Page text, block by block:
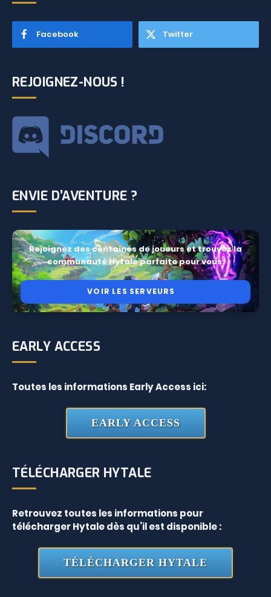
Facebook Twitter
REJOIGNEZ-NOUS !
ENVIE D’AVENTURE ?
Rejoignez des centaines de joueurs et trouvez la
communauté Hytale parfaite pour vous.
VOIR LES SERVEURS
EARLY ACCESS
Toutes les informations Early Access ici:
EARLY ACCESS
TÉLÉCHARGER HYTALE
Retrouvez toutes les informations pour
télécharger Hytale dès qu’il est disponible :
TÉLÉCHARGER HYTALE